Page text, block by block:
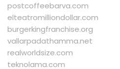
postcoffeebarva.com
elteatromilliondollar.com
burgerkingfranchise.org
vallarpadathamma.net
realworldsize.com
teknolama.com